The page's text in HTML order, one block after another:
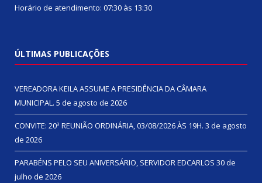
Horário de atendimento: 07:30 às 13:30
ÚLTIMAS PUBLICAÇÕES
VEREADORA KEILA ASSUME A PRESIDÊNCIA DA CÂMARA
MUNICIPAL. 5 de agosto de 2026
CONVITE: 20ª REUNIÃO ORDINÁRIA, 03/08/2026 ÀS 19H. 3 de agosto
de 2026
PARABÉNS PELO SEU ANIVERSÁRIO, SERVIDOR EDCARLOS 30 de
julho de 2026